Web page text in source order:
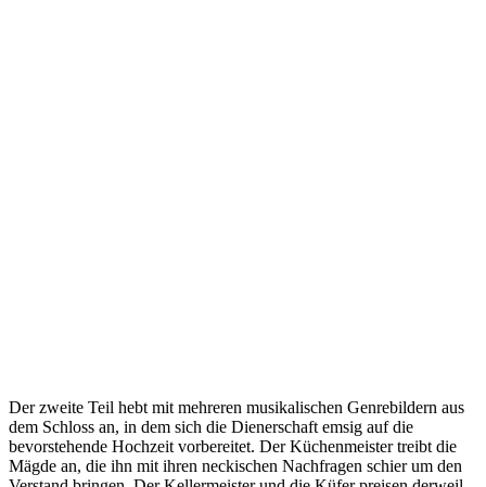
Der zweite Teil hebt mit mehreren musikalischen Genrebildern aus
dem Schloss an, in dem sich die Dienerschaft emsig auf die
bevorstehende Hochzeit vorbereitet. Der Küchenmeister treibt die
Mägde an, die ihn mit ihren neckischen Nachfragen schier um den